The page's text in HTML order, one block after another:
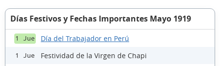
Días Festivos y Fechas Importantes Mayo 1919
1 Jue Día del Trabajador en Perú
1 Jue Festividad de la Virgen de Chapi